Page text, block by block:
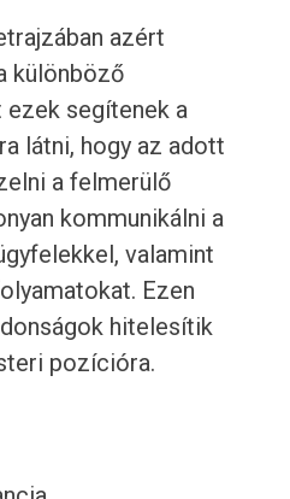
azért
különböző
segítenek a
látni, hogy az adott
a felmerülő
kommunikálni a
valamint
Ezen
hitelesítik
pozícióra.